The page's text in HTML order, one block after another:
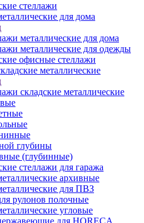
стеллажи
для дома
металлические для дома
металлические для одежды
офисные стеллажи
металлические
складские металлические
глубины
(глубинные)
стеллажи для гаража
архивные
для ПВЗ
рулонов полочные
угловые
для HORECA